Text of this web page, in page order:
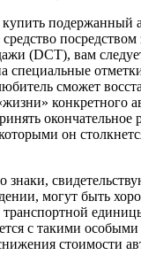
купить подержанный
(DCT), вам
специальные
сможет
конкретного
окончательное
он
знаки,
могут быть
с такими
стоимости